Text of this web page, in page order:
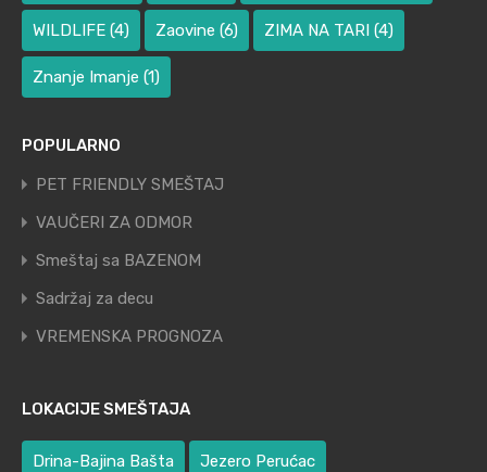
WILDLIFE (4) Zaovine (6) ZIMA NA TARI (4)
Znanje Imanje (1)
POPULARNO
PET FRIENDLY SMEŠTAJ
VAUČERI ZA ODMOR
Smeštaj sa BAZENOM
Sadržaj za decu
VREMENSKA PROGNOZA
LOKACIJE SMEŠTAJA
Drina-Bajina Bašta Jezero Perućac